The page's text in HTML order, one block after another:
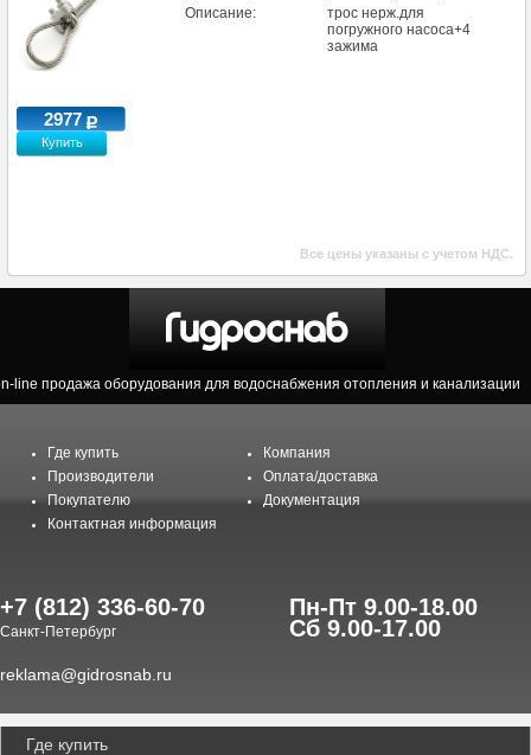
Описание:
трос нерж.для
погружного насоса+4
зажима
2977
Купить
Все цены указаны с учетом НДС.
line продажа оборудования для водоснабжения отопления и канализации
Где купить
Компания
Производители
Оплата/доставка
Покупателю
Документация
Контактная информация
+7 (812) 336-60-70
Санкт-Петербург
Пн-Пт 9.00-18.00
Сб 9.00-17.00
reklama@gidrosnab.ru
Где купить